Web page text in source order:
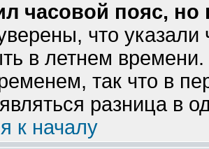
часовой пояс,
что указали
в летнем
так что в
разница в
к началу